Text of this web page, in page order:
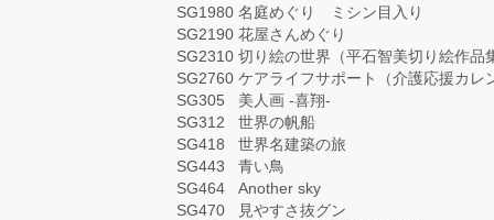
SG1980 名庭めぐり ミシン目入り
SG2190 花屋さんめぐり
SG2310 切り絵の世界（平石智美切り絵作品
SG2760 ケアライフサポート（介護応援カレ
SG305
美人画 -喜翔-
SG312
世界の帆船
SG418
世界名建築の旅
SG443
青い鳥
SG464
Another sky
SG470
見やすさ抜グン